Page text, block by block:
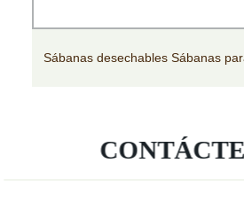
Sábanas desechables Sábanas